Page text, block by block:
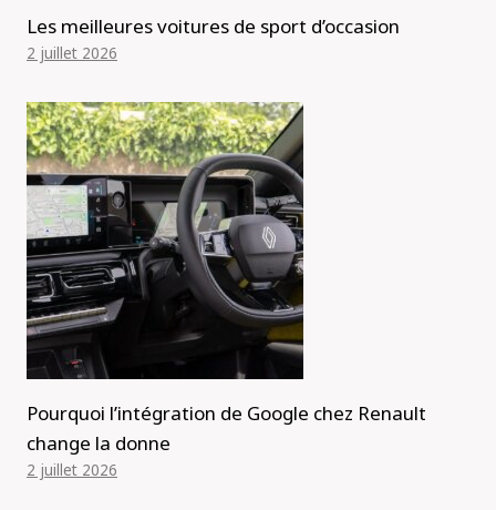
Les meilleures voitures de sport d’occasion
2 juillet 2026
Pourquoi l’intégration de Google chez Renault
change la donne
2 juillet 2026